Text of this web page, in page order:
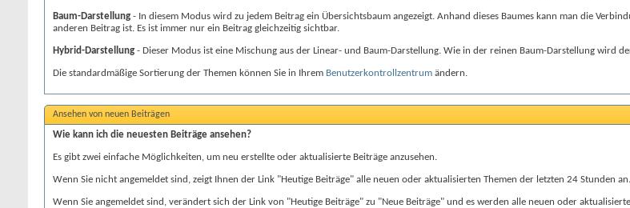
Baum-Darstellung - In diesem Modus wird zu jedem Beitrag ein Übersichtsbaum angezeigt. Anhand dieses Baumes kann man die
anderen Beitrag ist. Es ist immer nur ein Beitrag gleichzeitig sichtbar.
Hybrid-Darstellung - Dieser Modus ist eine Mischung aus der Linear- und Baum-Darstellung. Wie in der reinen Baum-Darstellung wird
Die standardmäßige Sortierung der Themen können Sie in Ihrem Benutzerkontrollzentrum ändern.
Ansehen von neuen Beiträgen
Wie kann ich die neuesten Beiträge ansehen?
Es gibt zwei einfache Möglichkeiten, um neu erstellte oder aktualisierte Beiträge anzusehen.
Wenn Sie nicht angemeldet sind, zeigt Ihnen der Link "Heutige Beiträge" alle neuen oder aktualisierten Themen der letzten 24 Stunden an.
Wenn Sie angemeldet sind, verändert sich der Link von "Heutige Beiträge" zu "Neue Beiträge" und es werden alle neuen oder